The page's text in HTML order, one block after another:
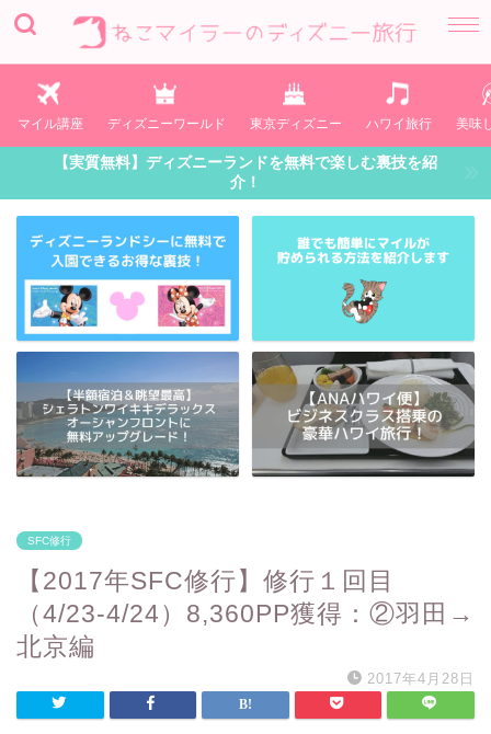
マイル講座 ディズニーワールド 東京ディズニー ハワイ旅行 美味
【実質無料】ディズニーランドを無料で楽しむ裏技を紹
介！
SFC修行
【2017年SFC修行】修行１回目
（4/23-4/24）8,360PP獲得：②羽田→
北京編
2017年4月28日